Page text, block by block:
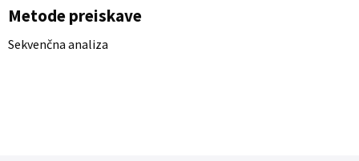
Metode preiskave
Sekvenčna analiza